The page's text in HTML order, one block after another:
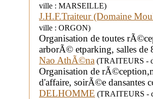
ville : MARSEILLE)
J.H.F.Traiteur (Domaine
ville : ORGON)
Organisation de toutes
arborÃ© etparking, salles
Nao AthÃ©na (TRAITEURS -
Organisation de
d'affaire, soirÃ©e dansantes
DELHOMME (TRAITEURS -